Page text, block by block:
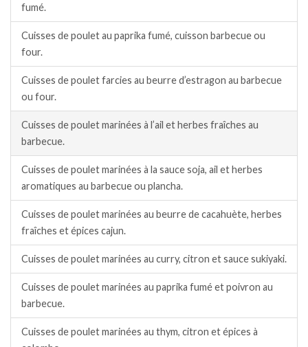
fumé.
Cuisses de poulet au paprika fumé, cuisson barbecue ou
four.
Cuisses de poulet farcies au beurre d’estragon au barbecue
ou four.
Cuisses de poulet marinées à l’ail et herbes fraîches au
barbecue.
Cuisses de poulet marinées à la sauce soja, ail et herbes
aromatiques au barbecue ou plancha.
Cuisses de poulet marinées au beurre de cacahuète, herbes
fraîches et épices cajun.
Cuisses de poulet marinées au curry, citron et sauce sukiyaki.
Cuisses de poulet marinées au paprika fumé et poivron au
barbecue.
Cuisses de poulet marinées au thym, citron et épices à